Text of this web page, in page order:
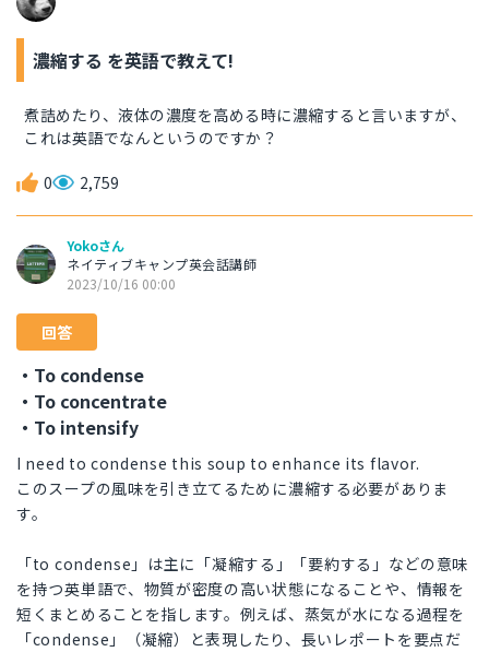
濃縮する を英語で教えて!
煮詰めたり、液体の濃度を高める時に濃縮すると言いますが、
これは英語でなんというのですか？
0 2,759
Yokoさん
ネイティブキャンプ英会話講師
2023/10/16 00:00
回答
・To condense
・To concentrate
・To intensify
I need to condense this soup to enhance its flavor.
このスープの風味を引き立てるために濃縮する必要がありま
す。
「to condense」は主に「凝縮する」「要約する」などの意味
を持つ英単語で、物質が密度の高い状態になることや、情報を
短くまとめることを指します。例えば、蒸気が水になる過程を
「condense」（凝縮）と表現したり、長いレポートを要点だ